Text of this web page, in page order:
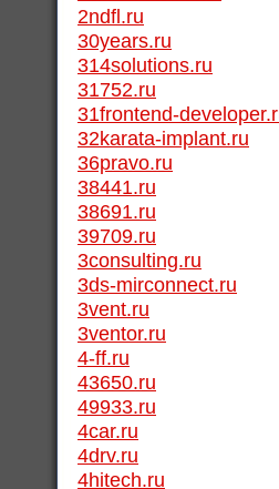
2ndfl.ru
30years.ru
314solutions.ru
31752.ru
31frontend-
32karata-implant.ru
36pravo.ru
38441.ru
38691.ru
39709.ru
3consulting.ru
3ds-mirconnect.ru
3vent.ru
3ventor.ru
4-ff.ru
43650.ru
49933.ru
4car.ru
4drv.ru
4hitech.ru